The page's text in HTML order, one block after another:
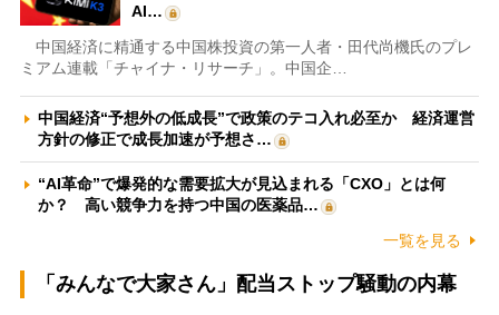
AI…
中国経済に精通する中国株投資の第一人者・田代尚機氏のプレ
ミアム連載「チャイナ・リサーチ」。中国企…
中国経済“予想外の低成長”で政策のテコ入れ必至か 経済運営
方針の修正で成長加速が予想さ…
“AI革命”で爆発的な需要拡大が見込まれる「CXO」とは何
か？ 高い競争力を持つ中国の医薬品…
一覧を見る
「みんなで大家さん」配当ストップ騒動の内幕